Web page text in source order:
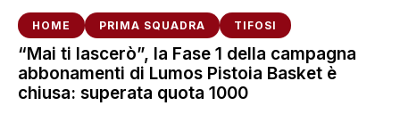
HOME PRIMA SQUADRA TIFOSI
“Mai ti lascerò”, la Fase 1 della campagna
abbonamenti di Lumos Pistoia Basket è
chiusa: superata quota 1000